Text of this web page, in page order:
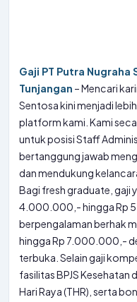
Gaji PT Putra
Tunjangan – Mencari
Sentosa kini menjadi
platform kami. Kami
untuk posisi Staff
bertanggung jawab
dan mendukung
Bagi fresh graduate, gaji
4.000.000,- hingga Rp
berpengalaman berhak
hingga Rp 7.000.000,-
terbuka. Selain gaji
fasilitas BPJS Kesehatan
Hari Raya (THR), serta